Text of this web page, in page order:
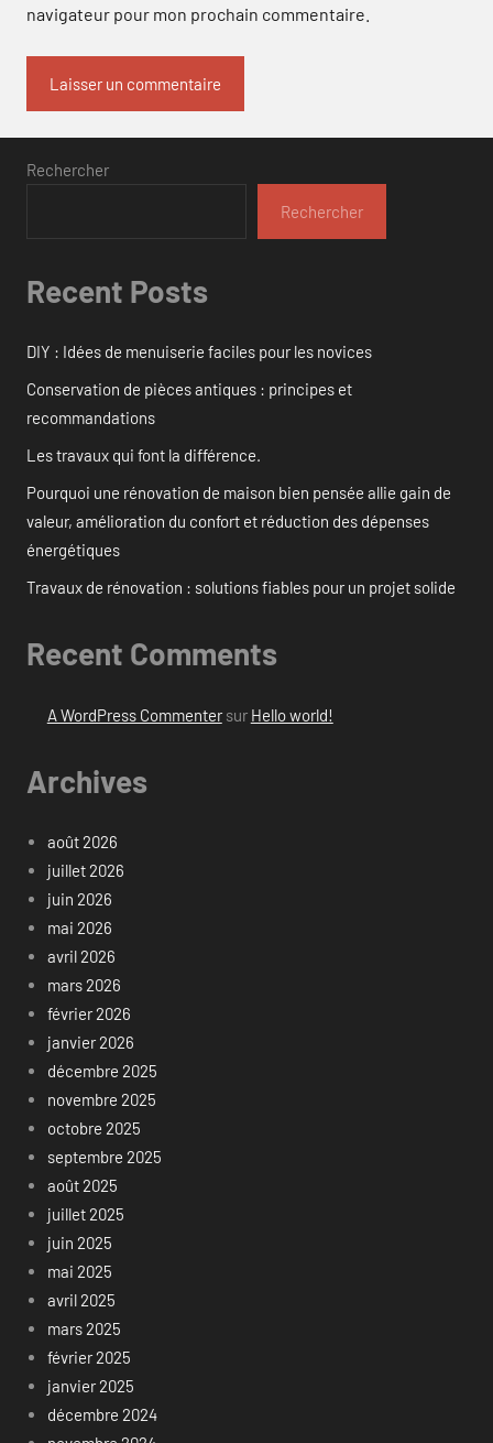
navigateur pour mon prochain commentaire.
Rechercher
Rechercher
Recent Posts
DIY : Idées de menuiserie faciles pour les novices
Conservation de pièces antiques : principes et
recommandations
Les travaux qui font la différence.
Pourquoi une rénovation de maison bien pensée allie gain de
valeur, amélioration du confort et réduction des dépenses
énergétiques
Travaux de rénovation : solutions fiables pour un projet solide
Recent Comments
A WordPress Commentersur Hello world!
Archives
août 2026
juillet 2026
juin 2026
mai 2026
avril 2026
mars 2026
février 2026
janvier 2026
décembre 2025
novembre 2025
octobre 2025
septembre 2025
août 2025
juillet 2025
juin 2025
mai 2025
avril 2025
mars 2025
février 2025
janvier 2025
décembre 2024